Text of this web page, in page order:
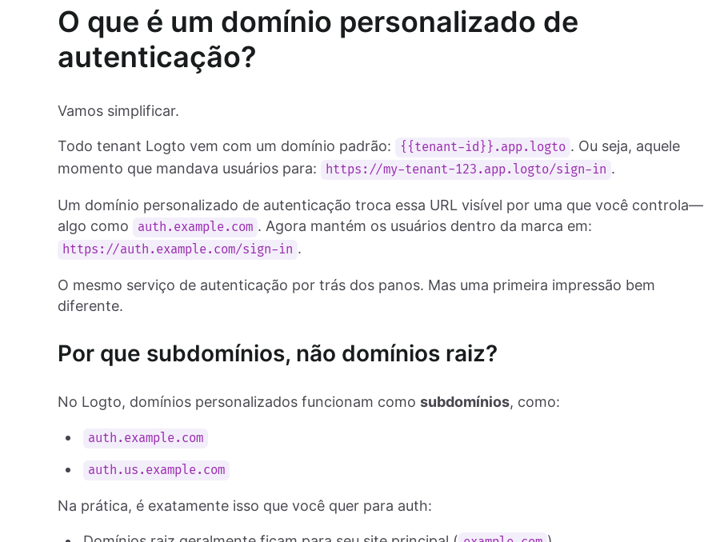
O que é um domínio personalizado de
autenticação?
Vamos simplificar.
Todo tenant Logto vem com um domínio padrão: {{tenant-id}}.app.logto . Ou seja, aquele
momento que mandava usuários para:
https://my-tenant-123.app.logto/sign-in .
Um domínio personalizado de autenticação troca essa URL visível por uma que você controla—
algo como
auth.example.com . Agora mantém os usuários dentro da marca em:
https://auth.example.com/sign-in .
O mesmo serviço de autenticação por trás dos panos. Mas uma primeira impressão bem
diferente.
Por que subdomínios, não domínios raiz?
No Logto, domínios personalizados funcionam como subdomínios, como:
auth.example.com
auth.us.example.com
Na prática, é exatamente isso que você quer para auth: